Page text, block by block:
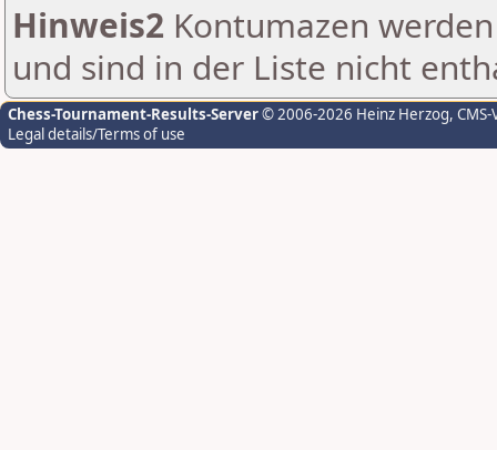
Hinweis2 Kontumazen
und sind in der Liste nicht
Chess-Tournament-Results-Server© 2006-2026 Heinz Herzog,
Legal details/Terms of use